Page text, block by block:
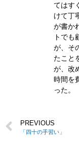
てはす
けて丁
が書か
トでも
が、そ
たこと
が、改
時間を
った。
PREVIOUS
「四十の手習い」